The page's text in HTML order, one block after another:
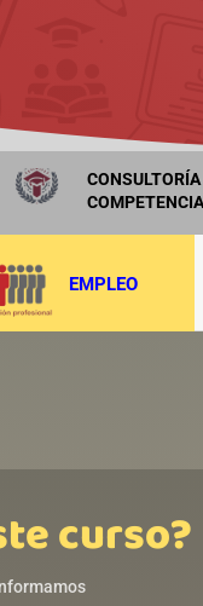
EMPLEO
curso?